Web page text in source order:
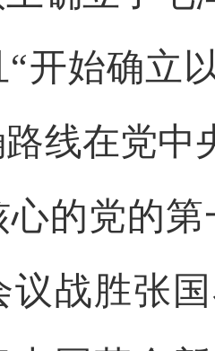
开始确立
线在党中
心的党的
议战胜张